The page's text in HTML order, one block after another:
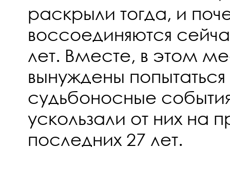
раскрыли тогда, и
воссоединяются
лет. Вместе, в этом
вынуждены
судьбоносные
ускользали от них на
последних 27 лет.